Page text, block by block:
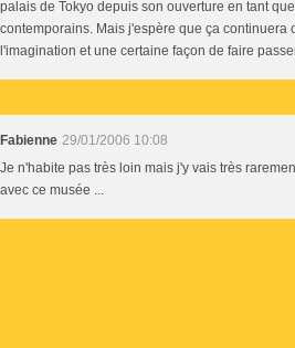
palais de Tokyo depuis son ouverture en tant
contemporains. Mais j'espère que ça continuera
l'imagination et une certaine façon de faire
Fabienne 29/01/2006 10:08
Je n'habite pas très loin mais j'y vais très
avec ce musée ...